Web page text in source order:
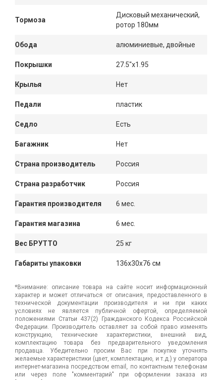
Тормоза
Дисковый механический,
ротор 180мм
Обода алюминиевые, двойные
Покрышки 27.5"x1.95
Крылья Нет
Педали пластик
Седло Есть
Багажник Нет
Страна производитель Россия
Страна разработчик Россия
Гарантия производителя 6 мес.
Гарантия магазина 6 мес.
Вес БРУТТО 25 кг
Габариты упаковки 136x30x76 см
*Внимание: описание товара на сайте носит информационный
характер и может отличаться от описания, предоставленного в
технической документации производителя и ни при каких
условиях не является публичной офертой, определяемой
положениями Статьи 437(2) Гражданского Кодекса Российской
Федерации. Производитель оставляет за собой право изменять
конструкцию, технические характеристики, внешний вид,
комплектацию товара без предварительного уведомления
продавца. Убедительно просим Вас при покупке уточнять
желаемые характеристики (цвет, комплектацию, и т.д.) у оператора
интернет-магазина посредством email, по контактным телефонам
или через поле "комментарий" при оформлении заказа из